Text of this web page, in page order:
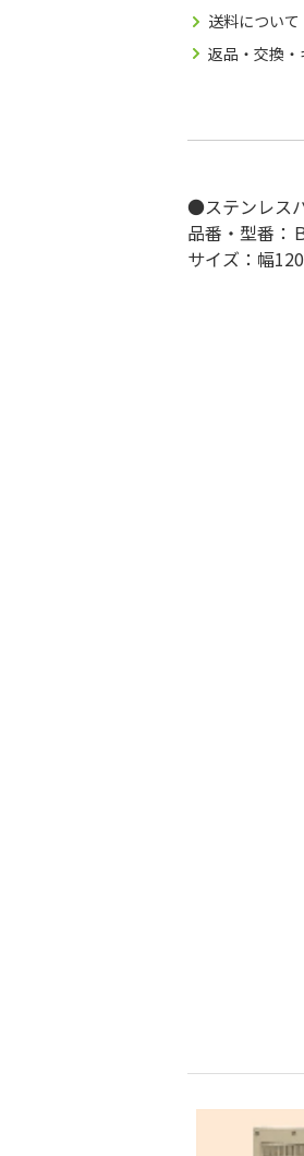
送料について
返品・交換
●ステンレス
品番・型番：
サイズ：幅